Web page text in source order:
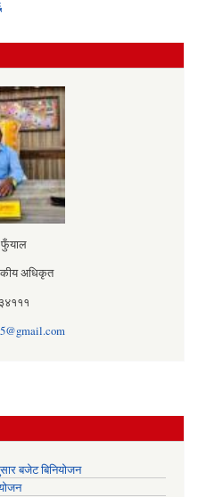
फुँयाल
अधिकृत
बजेट बिनियोजन